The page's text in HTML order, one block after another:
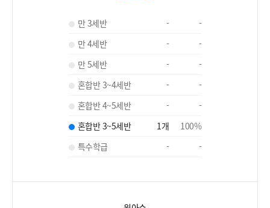
만 3세반 -
-
만 4세반
-
-
만 5세반
-
-
혼합반 3~4세반
-
-
혼합반 4~5세반
-
-
혼합반 3~5세반
1개 100%
특수학급
- -